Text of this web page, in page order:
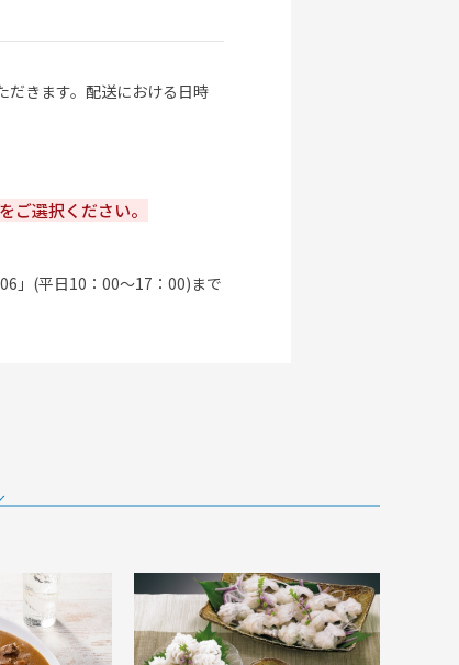
だきます。配送における日時
ご選択ください。
」(平日10：00～17：00)まで